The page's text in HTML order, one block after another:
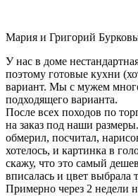
Мария и Григорий
У нас в доме
поэтому готовые кухни
вариант. Мы с мужем
подходящего варианта.
После всех походов по
на заказ под наши
обмерил, посчитал,
хотелось, и картинка в
скажу, что это самый
вписалась и цвет выбрала
Примерно через 2 недели